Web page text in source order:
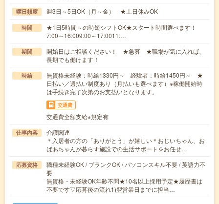
曜日頻度 週3日～5日OK（月～金） ★土日休みOK
時間
★1日5時間～の時短シフトOK★スタート時間選べます！
7:00～16:009:00～17:0011:…
期間
開始日はご相談ください！ ★急募 ★職場が気に入れば、
長期でも働けます！
時給
無資格未経験：時給1330円～ 経験者：時給1450円～ ★
日払い／週払い制度あり（月払いも選べます）※稼働開始時
は手続き完了次第のお支払いとなります。
交通費
交通費全額支給※規定有
仕事内容
介護関連
＊入居者の方の「ありがとう」が嬉しい＊おじいちゃん、お
ばあちゃんが暮らす施設での生活サポートをお任せ…
応募資格
職種未経験OK / ブランクOK / パソコンスキル不要 / 英語力不
要
無資格・未経験OK年齢不問★10名以上採用予定★履歴書は
不要です▽応募後の流れ1)翌営業日までに担当…